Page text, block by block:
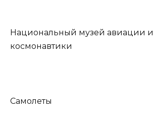
Национальный музей авиации и
космонавтики
Самолеты